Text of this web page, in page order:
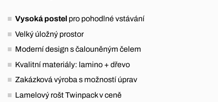
Vysoká postel pro pohodlné vstávání
Velký úložný prostor
Moderní design s čalouněným čelem
Kvalitní materiály: lamino + dřevo
Zakázková výroba s možností úprav
Lamelový rošt Twinpack v ceně